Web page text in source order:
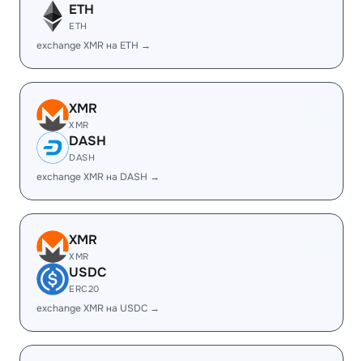
ETH
ETH
exchange XMR на ETH →
XMR
XMR
DASH
DASH
exchange XMR на DASH →
XMR
XMR
USDC
ERC20
exchange XMR на USDC →